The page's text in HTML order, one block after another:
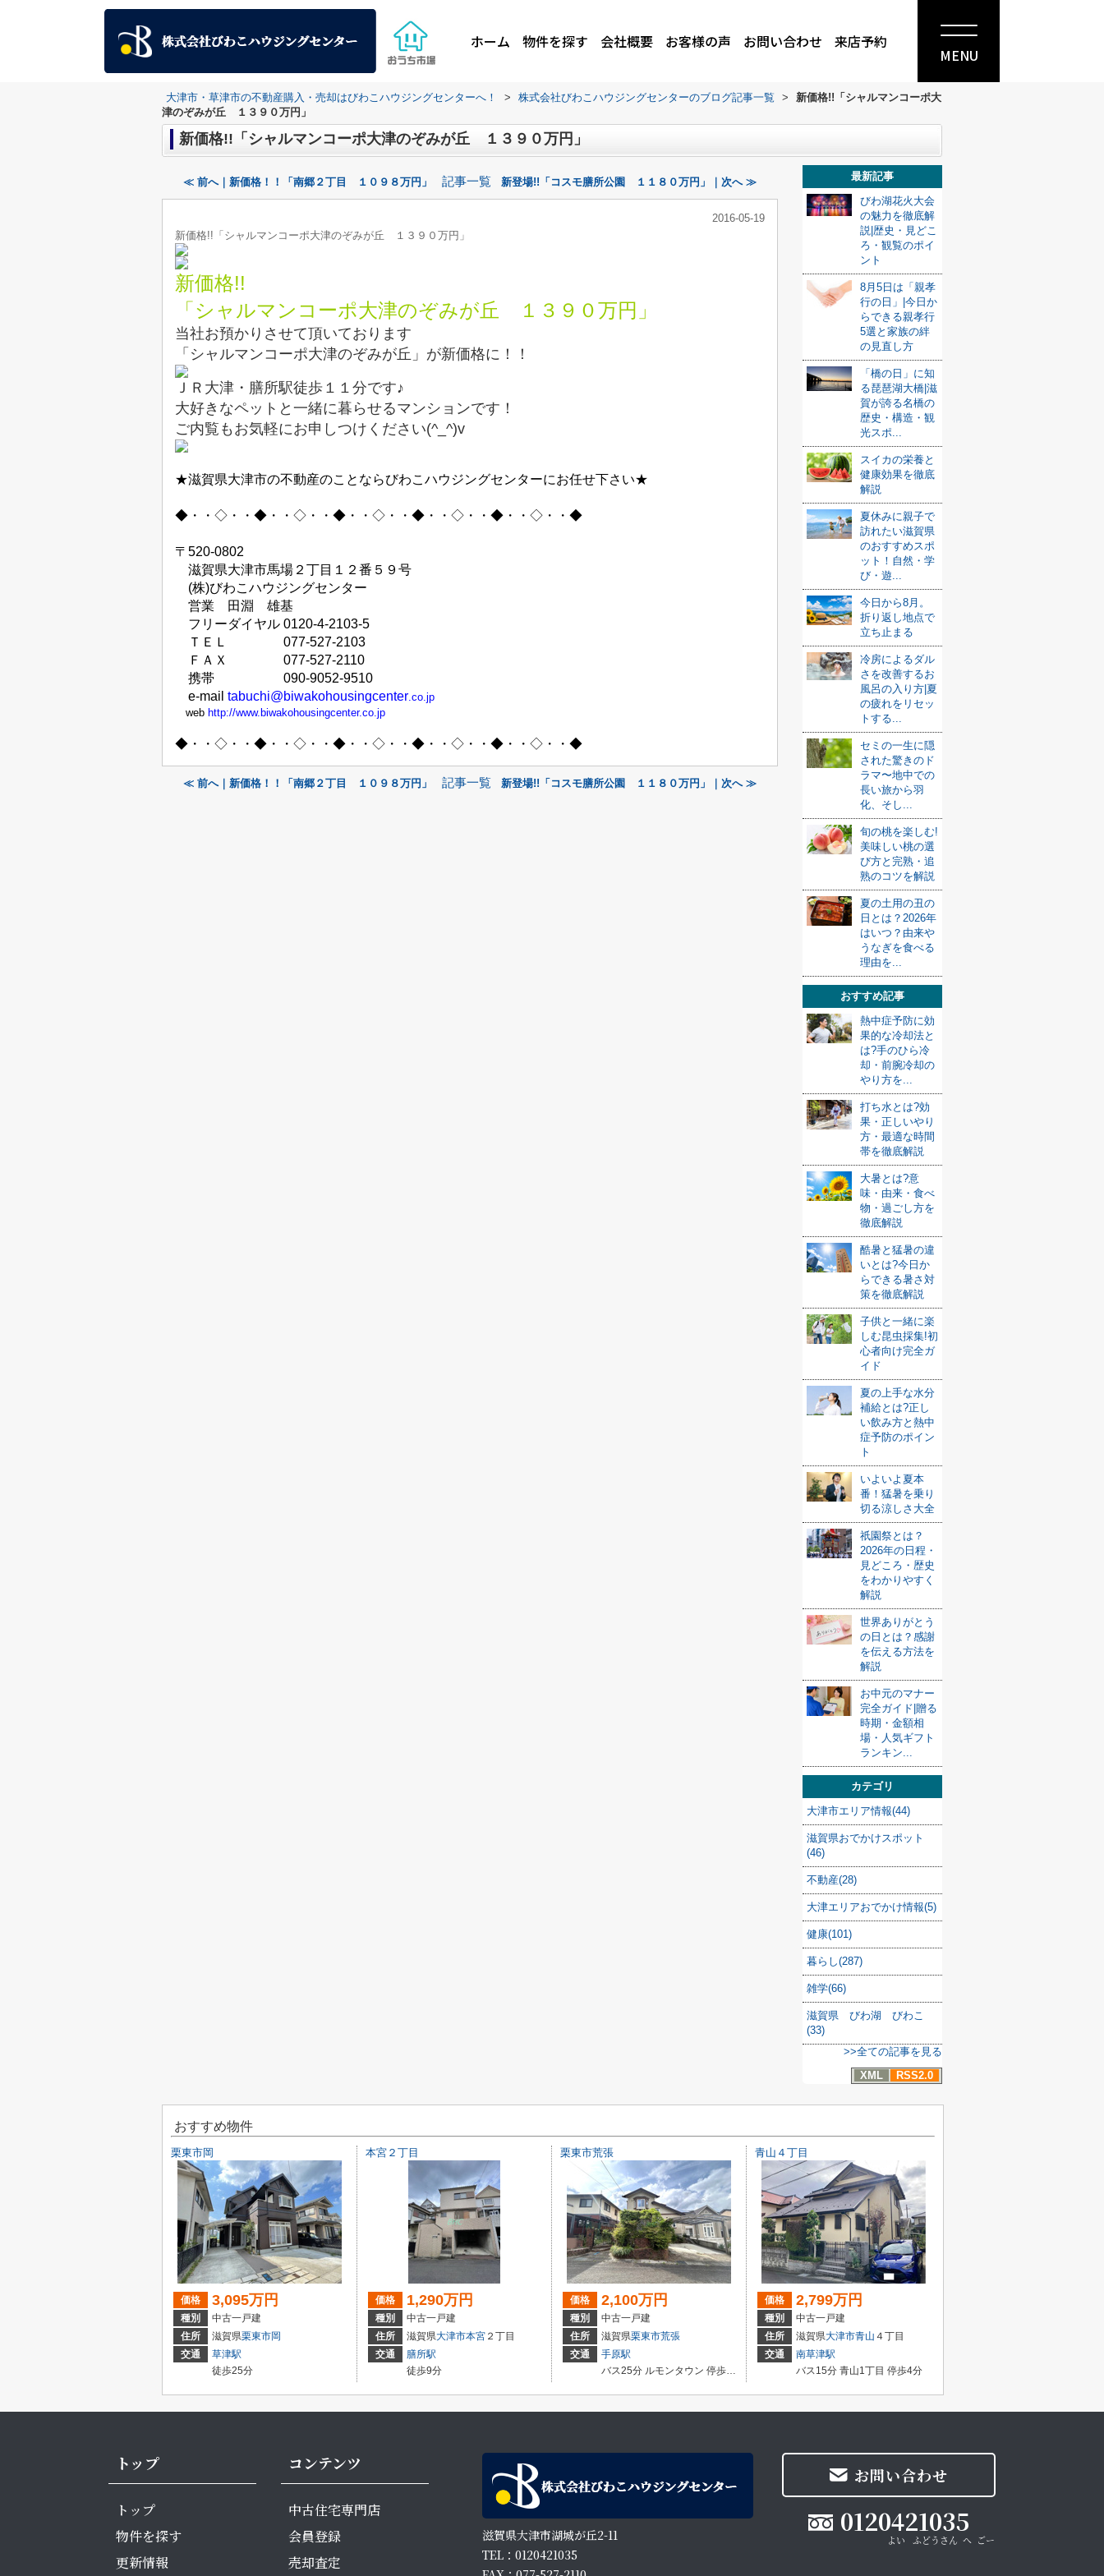
ホーム 物件を探す 会社概要 お客様の声 お問い合わせ 来店予約
MENU
大津市・草津市の不動産購入・売却はびわこハウジングセンターへ！ > 株式会社びわこハウジングセンターのブログ記事一覧 >
新価格!!「シャルマンコーポ大
津のぞみが丘 １３９０万円」
新価格!!「シャルマンコーポ大津のぞみが丘 １３９０万円」
≪ 前へ｜新価格！！「南郷２丁目 １０９８万円」 記事一覧 新登場!!「コスモ膳所公園 １１８０万円」｜次へ ≫
2016-05-19
新価格!!「シャルマンコーポ大津のぞみが丘 １３９０万円」
新価格!!
「シャルマンコーポ大津のぞみが丘 １３９０万円」
当社お預かりさせて頂いております
「シャルマンコーポ大津のぞみが丘」が新価格に！！
ＪＲ大津・膳所駅徒歩１１分です♪
大好きなペットと一緒に暮らせるマンションです！
ご内覧もお気軽にお申しつけください(^_^)v
★滋賀県大津市の不動産のことならびわこハウジングセンターにお任せ下さい★
◆・・◇・・◆・・◇・・◆・・◇・・◆・・◇・・◆・・◇・・◆
〒 520-0802
滋賀県大津市馬場２丁目１２番５９号
(株)びわこハウジングセンター
営業 田淵 雄基
フリーダイヤル 0120-4-2103-5
ＴＥＬ 077-527-2103
ＦＡＸ 077-527-2110
携帯
090-9052-9510
e-mail tabuchi@biwakohousingcenter.co.jp
web http://www.biwakohousingcenter.co.jp
◆・・◇・・◆・・◇・・◆・・◇・・◆・・◇・・◆・・◇・・◆
≪ 前へ｜新価格！！「南郷２丁目 １０９８万円」 記事一覧 新登場!!「コスモ膳所公園 １１８０万円」｜次へ ≫
最新記事
びわ湖花火大会
の魅力を徹底解
説|歴史・見どこ
ろ・観覧のポイ
ント
8月5日は「親孝
行の日」|今日か
らできる親孝行
5選と家族の絆
の見直し方
「橋の日」に知
る琵琶湖大橋|滋
賀が誇る名橋の
歴史・構造・観
光スポ...
スイカの栄養と
健康効果を徹底
解説
夏休みに親子で
訪れたい滋賀県
のおすすめスポ
ット！自然・学
び・遊...
今日から8月。
折り返し地点で
立ち止まる
冷房によるダル
さを改善するお
風呂の入り方|夏
の疲れをリセッ
トする...
セミの一生に隠
された驚きのド
ラマ〜地中での
長い旅から羽
化、そし...
旬の桃を楽しむ!
美味しい桃の選
び方と完熟・追
熟のコツを解説
夏の土用の丑の
日とは？2026年
はいつ？由来や
うなぎを食べる
理由を...
おすすめ記事
熱中症予防に効
果的な冷却法と
は?手のひら冷
却・前腕冷却の
やり方を...
打ち水とは?効
果・正しいやり
方・最適な時間
帯を徹底解説
大暑とは?意
味・由来・食べ
物・過ごし方を
徹底解説
酷暑と猛暑の違
いとは?今日か
らできる暑さ対
策を徹底解説
子供と一緒に楽
しむ昆虫採集!初
心者向け完全ガ
イド
夏の上手な水分
補給とは?正し
い飲み方と熱中
症予防のポイン
ト
いよいよ夏本
番！猛暑を乗り
切る涼しさ大全
祇園祭とは？
2026年の日程・
見どころ・歴史
をわかりやすく
解説
世界ありがとう
の日とは？感謝
を伝える方法を
解説
お中元のマナー
完全ガイド|贈る
時期・金額相
場・人気ギフト
ランキン...
カテゴリ
大津市エリア情報(44)
滋賀県おでかけスポット
(46)
不動産(28)
大津エリアおでかけ情報(5)
健康(101)
暮らし(287)
雑学(66)
滋賀県 びわ湖 びわこ
(33)
>>全ての記事を見る
XML
RSS2.0
おすすめ物件
栗東市岡
価格 3,095万円
種別
中古一戸建
住所
滋賀県栗東市岡
交通
草津駅
徒歩25分
本宮２丁目
価格 1,290万円
種別
中古一戸建
住所
滋賀県大津市本宮 ２丁目
交通
膳所駅
徒歩9分
栗東市荒張
価格 2,100万円
種別
中古一戸建
住所
滋賀県栗東市荒張
交通
手原駅
バス25分 ルモンタウン 停歩5分
青山４丁目
価格 2,799万円
種別
中古一戸建
住所
滋賀県大津市青山 ４丁目
交通
南草津駅
バス15分 青山1丁目 停歩4分
トップ
トップ
物件を探す
更新情報
コンテンツ
中古住宅専門店
会員登録
売却査定
滋賀県大津市湖城が丘2-11
TEL：0120421035
お問い合わせ
0120421035